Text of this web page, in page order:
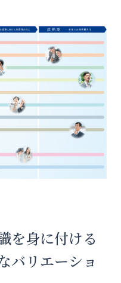
を身に付ける
バリエーショ